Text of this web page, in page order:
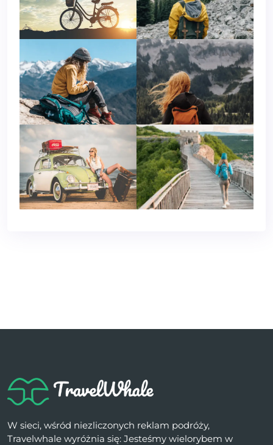
W sieci, wśród niezliczonych reklam podróży,
Travelwhale wyróżnia się: Jesteśmy wielorybem w